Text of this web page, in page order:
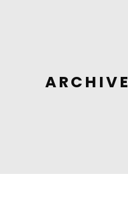
ARCHIVE